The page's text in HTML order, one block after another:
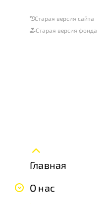
Старая версия сайта
Старая версия фонда
Главная
О нас